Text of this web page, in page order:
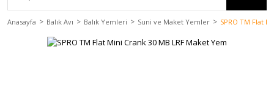
Anasayfa Balık Avı Balık Yemleri Suni ve Maket Yemler SPRO TM Flat